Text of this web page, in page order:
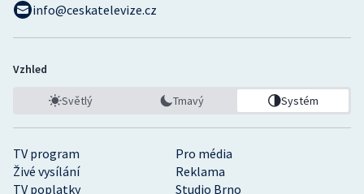
TV program
Pro média
Živé vysílání
Reklama
TV poplatky
Studio Brno
info@ceskatelevize.cz
Vzhled
Světlý Tmavý Systém